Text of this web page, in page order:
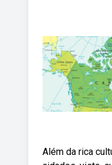
Além da rica